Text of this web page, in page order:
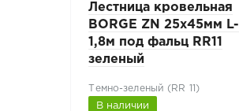
Лестница кровельная
BORGE ZN 25х45мм L-
1,8м под фальц RR11
зеленый
Темно-зеленый (RR 11)
В наличии